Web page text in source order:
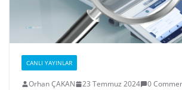
CANLI YAYINLAR
Orhan ÇAKAN 23 Temmuz 2024
0